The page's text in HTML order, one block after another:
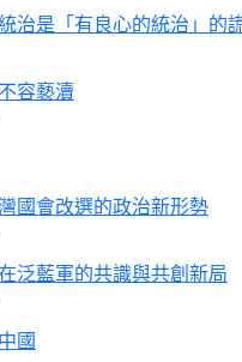
治是「有良心的統治」的
容褻瀆
國會改選的政治新形勢
泛藍軍的共識與共創新局
國